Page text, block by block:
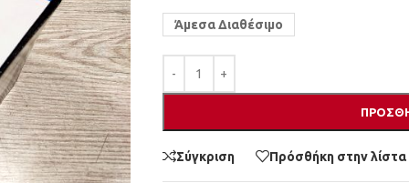
Άμεσα Διαθέσιμο
Σύγκριση Πρόσθήκη στην λίστα